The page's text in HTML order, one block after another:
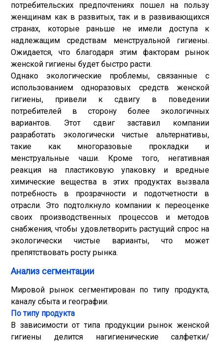
потребительских предпочтениях пошел на пользу
женщинам как в развитых, так и в развивающихся
странах, которые раньше не имели доступа к
надлежащим средствам менструальной гигиены.
Ожидается, что благодаря этим факторам рынок
женской гигиены будет быстро расти.
Однако экологические проблемы, связанные с
использованием одноразовых средств женской
гигиены, привели к сдвигу в поведении
потребителей в сторону более экологичных
вариантов. Этот сдвиг заставил компании
разработать экологически чистые альтернативы,
такие как многоразовые прокладки и
менструальные чаши. Кроме того, негативная
реакция на пластиковую упаковку и вредные
химические вещества в этих продуктах вызвала
потребность в прозрачности и подотчетности в
отрасли. Это подтолкнуло компании к переоценке
своих производственных процессов и методов
снабжения, чтобы удовлетворить растущий спрос на
экологически чистые варианты, что может
препятствовать росту рынка.
Анализ сегментации
Мировой рынок сегментирован по типу продукта,
каналу сбыта и географии.
По типу продукта
В зависимости от типа продукции рынок женской
гигиены делится нагигиенические салфетки/